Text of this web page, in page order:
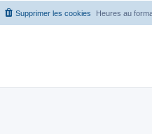
Heures au
Supprimer les cookies